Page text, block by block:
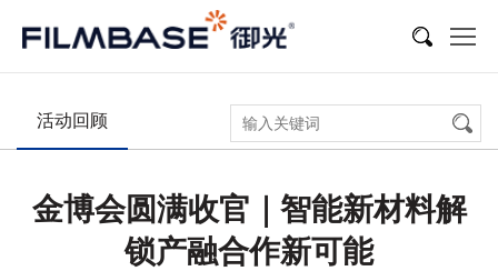
新闻 展会活动
活动回顾
金博会圆满收官｜智能新材料解
锁产融合作新可能